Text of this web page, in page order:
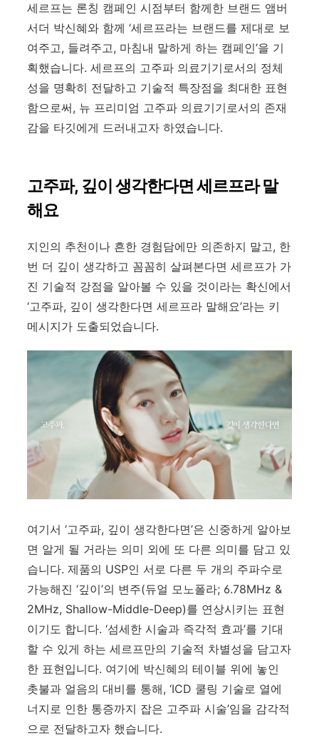
세르프는 론칭 캠페인 시점부터 함께한 브랜드 앰버
서더 박신혜와 함께 ‘세르프라는 브랜드를 제대로 보
여주고, 들려주고, 마침내 말하게 하는 캠페인’을 기
획했습니다. 세르프의 고주파 의료기기로서의 정체
성을 명확히 전달하고 기술적 특장점을 최대한 표현
함으로써, 뉴 프리미엄 고주파 의료기기로서의 존재
감을 타깃에게 드러내고자 하였습니다.
고주파, 깊이 생각한다면 세르프라 말
해요
지인의 추천이나 흔한 경험담에만 의존하지 말고, 한
번 더 깊이 생각하고 꼼꼼히 살펴본다면 세르프가 가
진 기술적 강점을 알아볼 수 있을 것이라는 확신에서
‘고주파, 깊이 생각한다면 세르프라 말해요’라는 키
메시지가 도출되었습니다.
여기서 ‘고주파, 깊이 생각한다면’은 신중하게 알아보
면 알게 될 거라는 의미 외에 또 다른 의미를 담고 있
습니다. 제품의 USP인 서로 다른 두 개의 주파수로
가능해진 ‘깊이’의 변주(듀얼 모노폴라; 6.78MHz &
2MHz, Shallow-Middle-Deep)를 연상시키는 표현
이기도 합니다. ‘섬세한 시술과 즉각적 효과’를 기대
할 수 있게 하는 세르프만의 기술적 차별성을 담고자
한 표현입니다. 여기에 박신혜의 테이블 위에 놓인
촛불과 얼음의 대비를 통해, ‘ICD 쿨링 기술로 열에
너지로 인한 통증까지 잡은 고주파 시술’임을 감각적
으로 전달하고자 했습니다.